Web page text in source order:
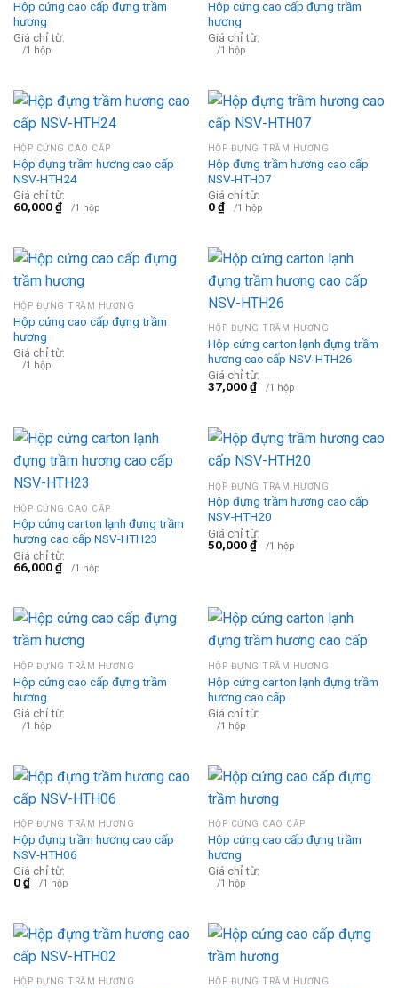
Hộp cứng cao cấp đựng trầm
hương
Giá chỉ từ:
/1 hộp
Hộp cứng cao cấp đựng trầm
hương
Giá chỉ từ:
/1 hộp
HỘP CỨNG CAO CẤP
Hộp đựng trầm hương cao cấp
NSV-HTH24
Giá chỉ từ:
60,000₫ /1 hộp
HỘP ĐỰNG TRẦM HƯƠNG
Hộp đựng trầm hương cao cấp
NSV-HTH07
Giá chỉ từ:
0₫ /1 hộp
HỘP ĐỰNG TRẦM HƯƠNG
Hộp cứng cao cấp đựng trầm
hương
Giá chỉ từ:
/1 hộp
HỘP ĐỰNG TRẦM HƯƠNG
Hộp cứng carton lạnh đựng trầm
hương cao cấp NSV-HTH26
Giá chỉ từ:
37,000₫ /1 hộp
HỘP CỨNG CAO CẤP
Hộp cứng carton lạnh đựng trầm
hương cao cấp NSV-HTH23
Giá chỉ từ:
66,000₫ /1 hộp
HỘP ĐỰNG TRẦM HƯƠNG
Hộp đựng trầm hương cao cấp
NSV-HTH20
Giá chỉ từ:
50,000₫ /1 hộp
HỘP ĐỰNG TRẦM HƯƠNG
Hộp cứng cao cấp đựng trầm
hương
Giá chỉ từ:
/1 hộp
HỘP ĐỰNG TRẦM HƯƠNG
Hộp cứng carton lạnh đựng trầm
hương cao cấp
Giá chỉ từ:
/1 hộp
HỘP ĐỰNG TRẦM HƯƠNG
Hộp đựng trầm hương cao cấp
NSV-HTH06
Giá chỉ từ:
0₫ /1 hộp
HỘP CỨNG CAO CẤP
Hộp cứng cao cấp đựng trầm
hương
Giá chỉ từ:
/1 hộp
HỘP ĐỰNG TRẦM HƯƠNG HỘP ĐỰNG TRẦM HƯƠNG